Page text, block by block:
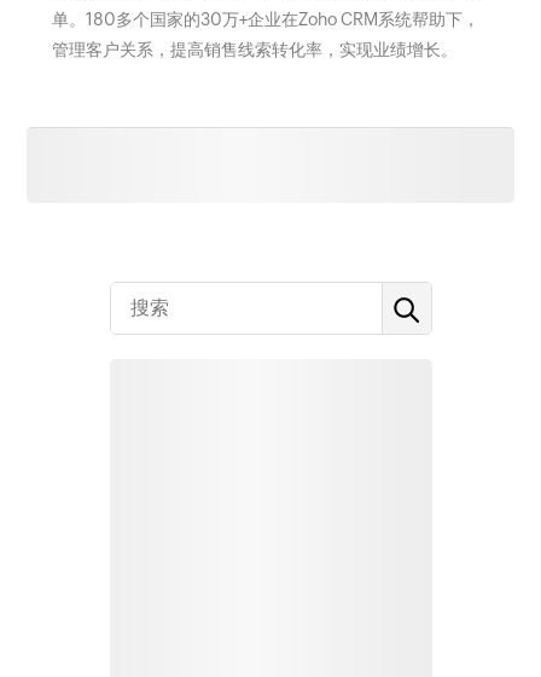
单。180多个国家的30万+企业在Zoho CRM系统帮助下，
管理客户关系，提高销售线索转化率，实现业绩增长。